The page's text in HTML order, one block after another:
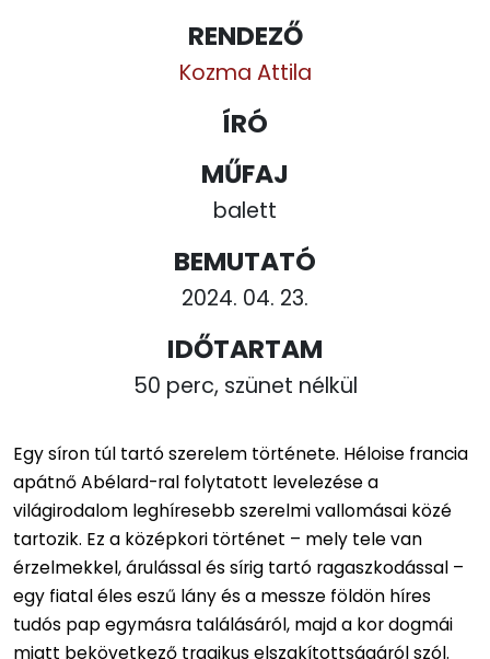
RENDEZŐ
Kozma Attila
ÍRÓ
MŰFAJ
balett
BEMUTATÓ
2024. 04. 23.
IDŐTARTAM
50 perc, szünet nélkül
Egy síron túl tartó szerelem története. Héloise francia
apátnő Abélard-ral folytatott levelezése a
világirodalom leghíresebb szerelmi vallomásai közé
tartozik. Ez a középkori történet – mely tele van
érzelmekkel, árulással és sírig tartó ragaszkodással –
egy fiatal éles eszű lány és a messze földön híres
tudós pap egymásra találásáról, majd a kor dogmái
miatt bekövetkező tragikus elszakítottságáról szól.